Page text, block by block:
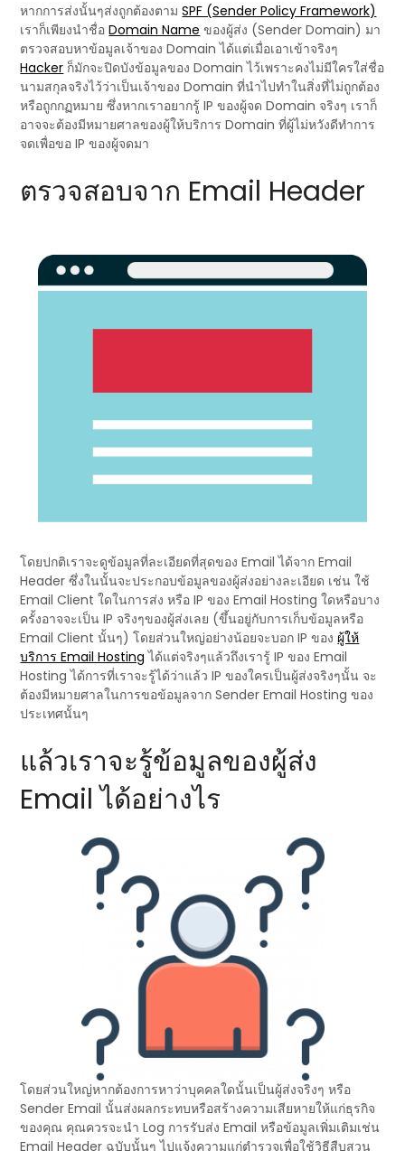
หากการส่งนั้นๆส่งถูกต้องตามSPF (Sender Policy Framework)
เราก็เพียงนำชื่อDomain Name ของผู้ส่ง (Sender Domain) มา
ตรวจสอบหาข้อมูลเจ้าของ Domain ได้แต่เมื่อเอาเข้าจริงๆ
Hacker ก็มักจะปิดบังข้อมูลของ Domain ไว้เพราะคงไม่มีใครใส่ชื่อ
นามสกุลจริงไว้ว่าเป็นเจ้าของ Domain ที่นำไปทำในสิ่งที่ไม่ถูกต้อง
หรือถูกกฏหมาย ซึ่งหากเราอยากรู้ IP ของผู้จด Domain จริงๆ เราก็
อาจจะต้องมีหมายศาลของผู้ให้บริการ Domain ที่ผู้ไม่หวังดีทำการ
จดเพื่อขอ IP ของผู้จดมา
ตรวจสอบจาก Email Header
โดยปกติเราจะดูข้อมูลที่ละเอียดที่สุดของ Email ได้จาก Email
Header ซึ่งในนั้นจะประกอบข้อมูลของผู้ส่งอย่างละเอียด เช่น ใช้
Email Client ใดในการส่ง หรือ IP ของ Email Hosting ใดหรือบาง
ครั้งอาจจะเป็น IP จริงๆของผู้ส่งเลย (ขึ้นอยู่กับการเก็บข้อมูลหรือ
Email Client นั้นๆ) โดยส่วนใหญ่อย่างน้อยจะบอก IP ของ ผู้ให้
บริการ Email Hosting ได้แต่จริงๆแล้วถึงเรารู้ IP ของ Email
Hosting ได้การที่เราจะรู้ได้ว่าแล้ว IP ของใครเป็นผู้ส่งจริงๆนั้น จะ
ต้องมีหมายศาลในการขอข้อมูลจาก Sender Email Hosting ของ
ประเทศนั้นๆ
แล้วเราจะรู้ข้อมูลของผู้ส่ง
Email ได้อย่างไร
โดยส่วนใหญ่หากต้องการหาว่าบุคคลใดนั้นเป็นผู้ส่งจริงๆ หรือ
Sender Email นั้นส่งผลกระทบหรือสร้างความเสียหายให้แก่ธุรกิจ
ของคุณ คุณควรจะนำ Log การรับส่ง Email หรือข้อมูลเพิ่มเติมเช่น
Email Header ฉบับนั้นๆ ไปแจ้งความแก่ตำรวจเพื่อใช้วิธีสืบสวน